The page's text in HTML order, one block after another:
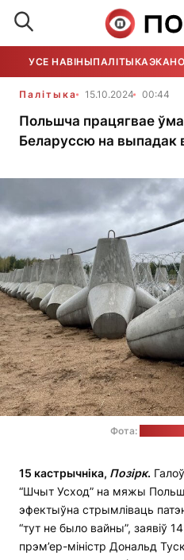
УСЕ НАВІНЫПАЛІТЫКА
Палітыка 15.10.2024 00:44
Польшча працягвае
Беларуссю на выпадак
Фота:
15 кастрычніка, Позірк.
“Шчыт Усход” на мяжы
эфектыўна стрымліваць
“тут не было вайны”, заявіў
прэм’ер-міністр Дональд